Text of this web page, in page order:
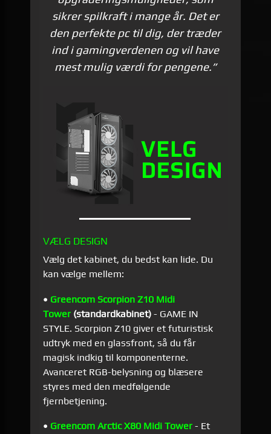
sikrer spil­kraft i mange år. Det er
den perfekte pc til dig, der træder
ind i gamingverdenen og vil have
mest mulig værdi for pengene.”
VÆLG DESIGN
Vælg det kabinet, du bedst kan lide. Du
kan vælge mellem:
• Greencom Scorpion Z10 Midi
Tower (standardkabinet) - GAME IN
STYLE. Scorpion Z10 giver et futuristisk
udtryk med en glassfront, så du får
magisk indkig til komponenterne.
Avanceret RGB-belysning og blæsere
styres med den medfølgende
fjernbetjening.
• Greencom Arctic X80 Midi Tower - Et